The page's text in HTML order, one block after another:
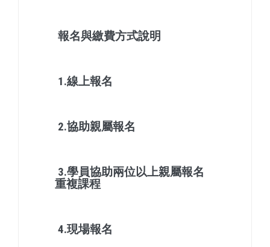
報名與繳費方式說明
1.線上報名
2.協助親屬報名
3.學員協助兩位以上親屬報名
重複課程
4.現場報名